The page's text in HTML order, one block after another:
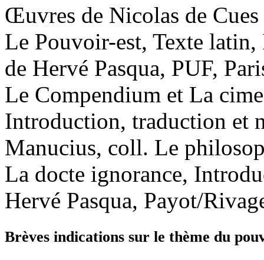
Œuvres de Nicolas de
Le Pouvoir-est, Texte
de Hervé Pasqua, PUF,
Le Compendium et La
Introduction, traduction et
Manucius, coll. Le
La docte ignorance,
Hervé Pasqua, Payot/
Brèves indications sur le thème du